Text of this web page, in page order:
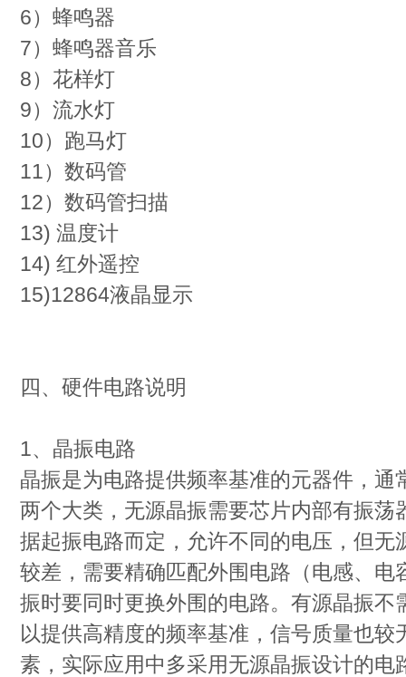
6）蜂鸣器
7）蜂鸣器音乐
8）花样灯
9）流水灯
10）跑马灯
11）数码管
12）数码管扫描
13) 温度计
14) 红外遥控
15)12864液晶显示
四、硬件电路说明
1、晶振电路
晶振是为电路提供频率基准的元器件，通
两个大类，无源晶振需要芯片内部有振荡
据起振电路而定，允许不同的电压，但无
较差，需要精确匹配外围电路（电感、电
振时要同时更换外围的电路。有源晶振不
以提供高精度的频率基准，信号质量也
素，实际应用中多采用无源晶振设计的电